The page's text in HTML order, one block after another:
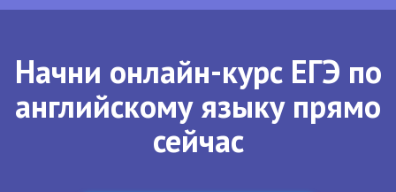
Начни онлайн-курс ЕГЭ по
английскому языку прямо
сейчас